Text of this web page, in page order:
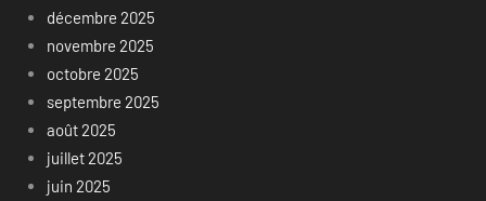
décembre 2025
novembre 2025
octobre 2025
septembre 2025
août 2025
juillet 2025
juin 2025